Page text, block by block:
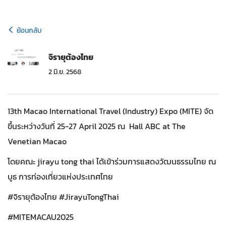
ย้อนกลับ
จิรายุต้องไทย
2 มิ.ย. 2568
13th Macao International Travel (Industry) Expo (MITE) จัด
ขึ้นระหว่างวันที่ 25-27 April 2025 ณ Hall ABC at The
Venetian Macao
โดยคณะ jirayu tong thai ได้เข้าร่วมการแสดงวัฒนธรรมไทย ณ
บูธ การท่องเที่ยวแห่งประเทศไทย
#จิรายุต้องไทย #JirayuTongThai
#MITEMACAU2025